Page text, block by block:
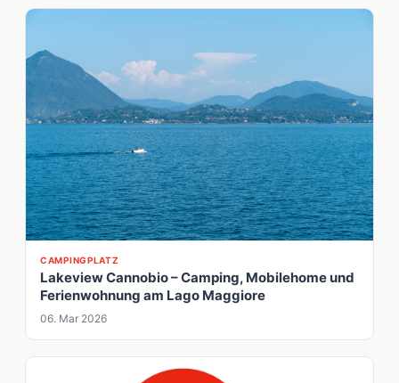
CAMPINGPLATZ
Lakeview Cannobio – Camping, Mobilehome und
Ferienwohnung am Lago Maggiore
06. Mar 2026